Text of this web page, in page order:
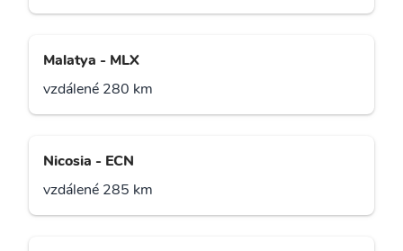
Malatya - MLX
vzdálené 280 km
Nicosia - ECN
vzdálené 285 km